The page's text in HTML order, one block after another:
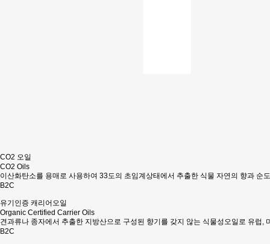
CO2 오일
CO2 Oils
이산화탄소를 용매로 사용하여 33도의 초임계상태에서 추출한 식물 자연의 향과 순
B2C
유기인증 캐리어오일
Organic Certified Carrier Oils
견과류나 종자에서 추출한 지방산으로 구성된 향기를 갖지 않는 식물성오일로 유럽,
B2C